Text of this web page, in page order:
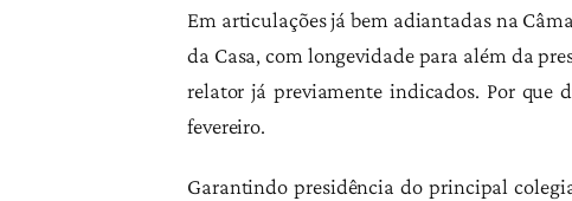
Em articulações já bem adiantadas na
da Casa, com longevidade para além da
relator já previamente indicados. Por que
fevereiro.
Garantindo presidência do principal